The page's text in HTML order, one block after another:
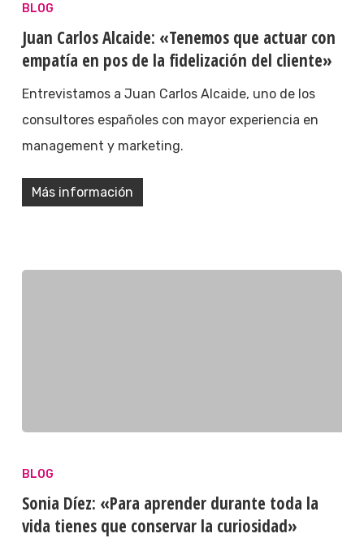
BLOG
Juan Carlos Alcaide: «Tenemos que actuar con
empatía en pos de la fidelización del cliente»
Entrevistamos a Juan Carlos Alcaide, uno de los
consultores españoles con mayor experiencia en
management y marketing.
Más información
BLOG
Sonia Díez: «Para aprender durante toda la
vida tienes que conservar la curiosidad»